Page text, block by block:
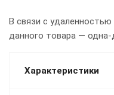
В связи с
данного товара — одна-
Характеристики